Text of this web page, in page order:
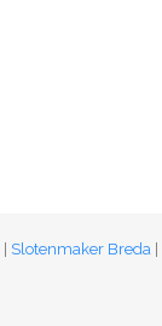
Slotenmaker Breda